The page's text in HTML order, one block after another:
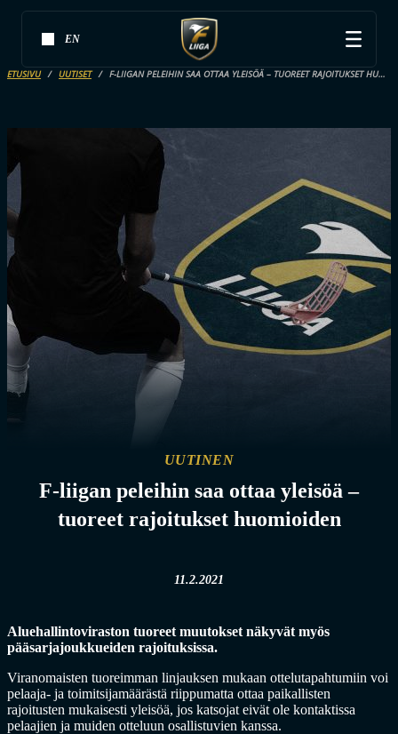
EN
ETUSIVU UUTISET F-LIIGAN PELEIHIN SAA OTTAA YLEISÖÄ – TUOREET RAJOITUKSET HUOMIOIDEN
UUTINEN
F-liigan peleihin saa ottaa yleisöä –
tuoreet rajoitukset huomioiden
11.2.2021
Aluehallintoviraston tuoreet muutokset näkyvät myös
pääsarjajoukkueiden rajoituksissa.
Viranomaisten tuoreimman linjauksen mukaan ottelutapahtumiin voi
pelaaja- ja toimitsijamäärästä riippumatta ottaa paikallisten
rajoitusten mukaisesti yleisöä, jos katsojat eivät ole kontaktissa
pelaajien ja muiden otteluun osallistuvien kanssa.